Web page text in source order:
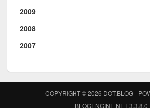
2009
2008
2007
COPYRIGHT © 2026 DOT.BLOG -
BLOGENGINE.NET 3.3.8.0